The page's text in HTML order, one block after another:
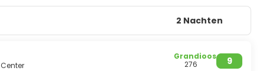
2 Nachten
9
Grandioos
276